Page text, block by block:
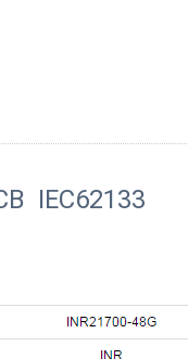
IEC62133